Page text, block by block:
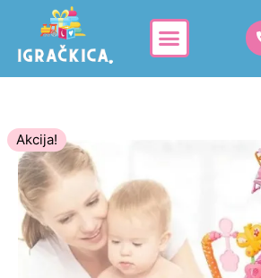
Akcija!